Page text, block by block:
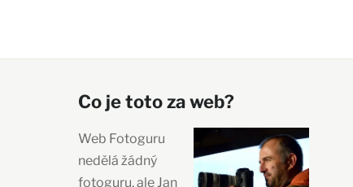
Co je toto za web?
Web Fotoguru
nedělá žádný
fotoguru, ale Jan